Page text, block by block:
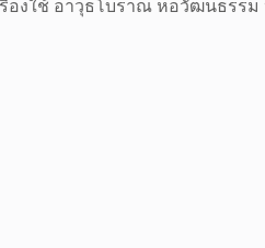
งใช้ อาวุธโบราณ หอวัฒนธร